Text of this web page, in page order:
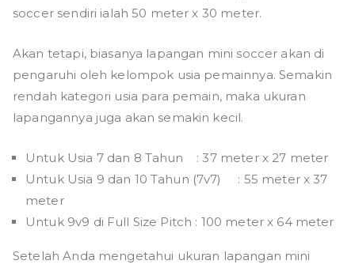
soccer sendiri ialah 50 meter x 30 meter.
Akan tetapi, biasanya lapangan mini soccer akan di
pengaruhi oleh kelompok usia pemainnya. Semakin
rendah kategori usia para pemain, maka ukuran
lapangannya juga akan semakin kecil.
Untuk Usia 7 dan 8 Tahun : 37 meter x 27 meter
Untuk Usia 9 dan 10 Tahun (7v7) : 55 meter x 37
meter
Untuk 9v9 di Full Size Pitch : 100 meter x 64 meter
Setelah Anda mengetahui ukuran lapangan mini